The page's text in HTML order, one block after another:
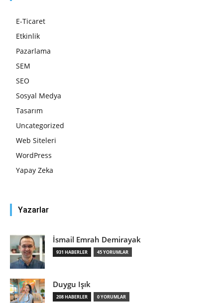
E-Ticaret
Etkinlik
Pazarlama
SEM
SEO
Sosyal Medya
Tasarım
Uncategorized
Web Siteleri
WordPress
Yapay Zeka
Yazarlar
İsmail Emrah Demirayak
931 HABERLER 45 YORUMLAR
Duygu Işık
208 HABERLER 0 YORUMLAR